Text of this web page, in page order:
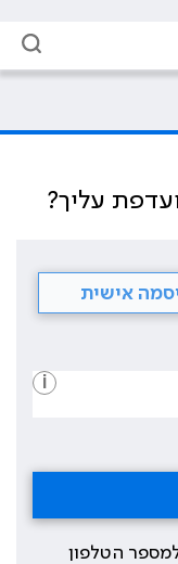
עליך?
אישית
i
הטלפון